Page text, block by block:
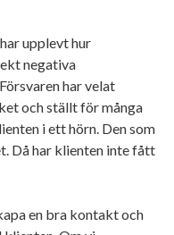
upplevt hur
negativa
har velat
och ställt för många
i ett hörn. Den som
Då har klienten inte fått
en bra kontakt och